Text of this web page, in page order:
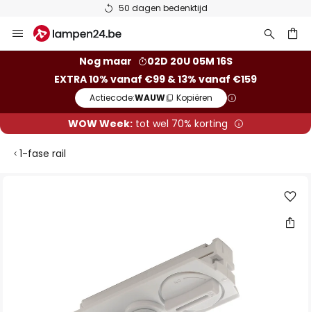
50 dagen bedenktijd
naar
Nog maar
02D 20U 05M 16S
EXTRA 10% vanaf €99 & 13% vanaf €159
Actiecode:WAUW Kopiëren
WOW Week:tot wel 70% korting
1-fase rail